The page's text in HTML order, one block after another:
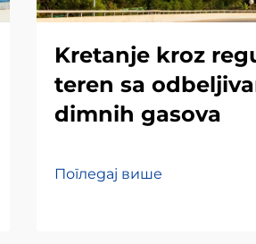
Kretanje kroz
teren sa
dimnih gasova
Погледај више